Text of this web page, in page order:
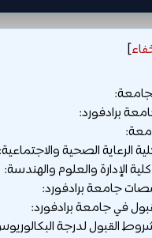
]
برادفورد:
جامعة برادفورد:
في جامعة برادفورد: